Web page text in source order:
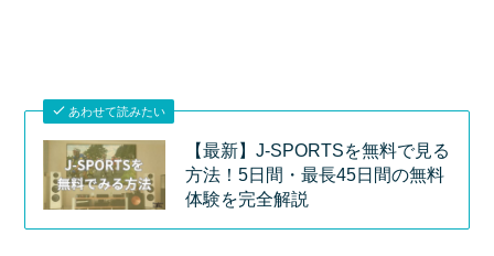
あわせて読みたい
【最新】J-SPORTSを無料で見る
方法！5日間・最長45日間の無料
体験を完全解説